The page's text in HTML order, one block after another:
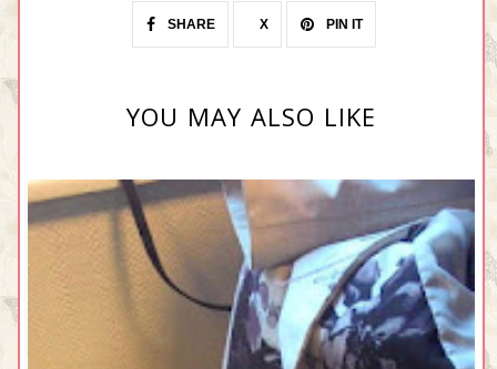
SHARE X PIN IT
YOU MAY ALSO LIKE